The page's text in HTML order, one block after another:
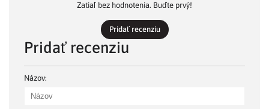
Zatiaľ bez hodnotenia. Buďte prvý!
Pridať recenziu
Pridať recenziu
Názov: